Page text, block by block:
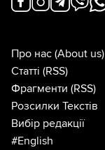
Про нас (About us)
Статті (RSS)
Фрагменти (RSS)
Розсилки Текстів
Вибір редакції
#English